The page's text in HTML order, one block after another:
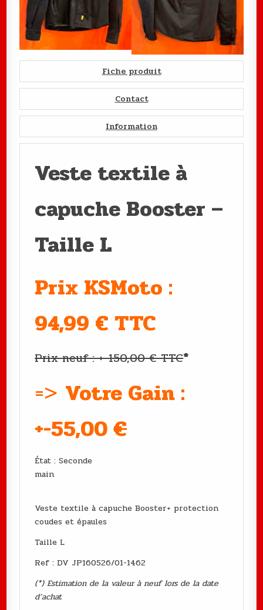
Fiche produit
Contact
Information
Veste textile à
capuche Booster –
Taille L
Prix KSMoto :
94,99 € TTC
Prix neuf : +-150,00 € TTC*
=> Votre Gain :
+-55,00€
État : Seconde
main
Veste textile à capuche Booster+ protection
coudes et épaules
Taille L
Ref : DV JP160526/01-1462
(*) Estimation de la valeur à neuf lors de la date
d’achat